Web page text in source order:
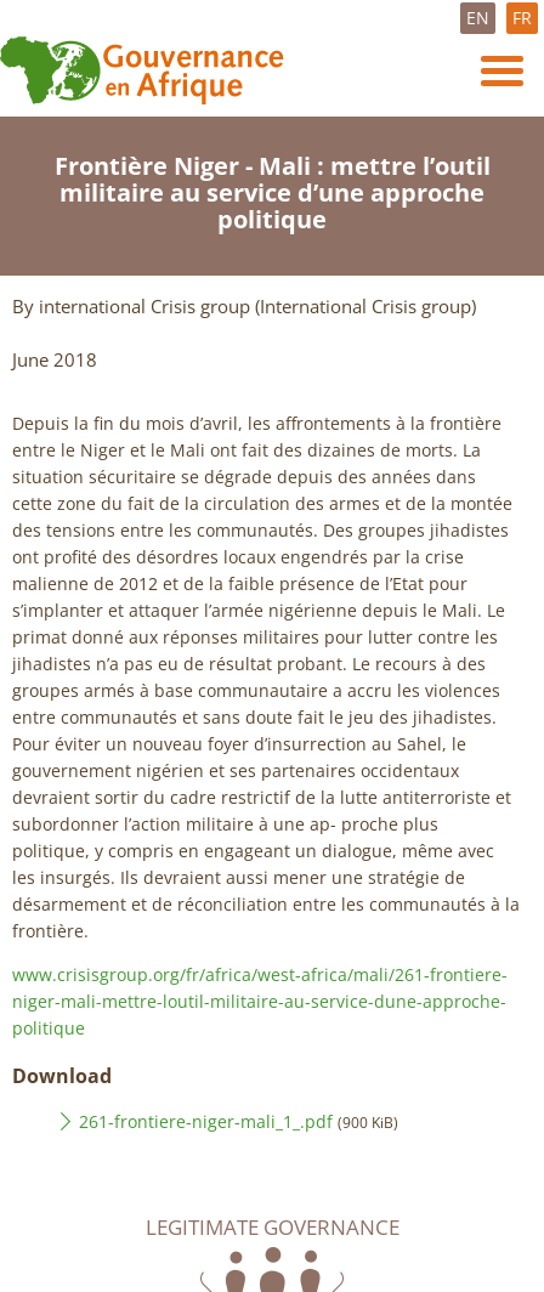
EN FR
Frontière Niger - Mali : mettre l’outil
militaire au service d’une approche
politique
By international Crisis group (International Crisis group)
June 2018
Depuis la fin du mois d’avril, les affrontements à la frontière
entre le Niger et le Mali ont fait des dizaines de morts. La
situation sécuritaire se dégrade depuis des années dans
cette zone du fait de la circulation des armes et de la montée
des tensions entre les communautés. Des groupes jihadistes
ont profité des désordres locaux engendrés par la crise
malienne de 2012 et de la faible présence de l’Etat pour
s’implanter et attaquer l’armée nigérienne depuis le Mali. Le
primat donné aux réponses militaires pour lutter contre les
jihadistes n’a pas eu de résultat probant. Le recours à des
groupes armés à base communautaire a accru les violences
entre communautés et sans doute fait le jeu des jihadistes.
Pour éviter un nouveau foyer d’insurrection au Sahel, le
gouvernement nigérien et ses partenaires occidentaux
devraient sortir du cadre restrictif de la lutte antiterroriste et
subordonner l’action militaire à une ap- proche plus
politique, y compris en engageant un dialogue, même avec
les insurgés. Ils devraient aussi mener une stratégie de
désarmement et de réconciliation entre les communautés à la
frontière.
www.crisisgroup.org/fr/africa/west-africa/mali/261-frontiere-
niger-mali-mettre-loutil-militaire-au-service-dune-approche-
politique
Download
261-frontiere-niger-mali_1_.pdf (900 KiB)
LEGITIMATE GOVERNANCE